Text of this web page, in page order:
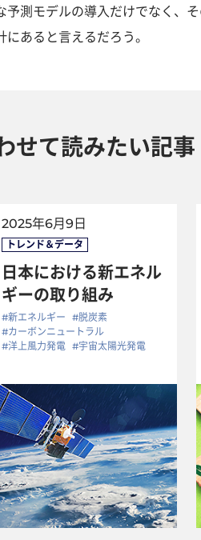
測モデルの導入だけでなく、
あると言えるだろう。
せて読みたい記事
2025年6月9日
日本における新エネル
ギーの取り組み
#新エネルギー #脱炭素
#カーボンニュートラル
#洋上風力発電 #宇宙太陽光発電